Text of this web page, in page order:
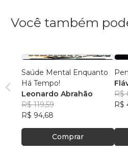
Você também
Saúde Mental Enquanto
Há Tempo!
Leonardo Abrahão
R$ 119,59
R$ 94,68
Comprar
R$
R$